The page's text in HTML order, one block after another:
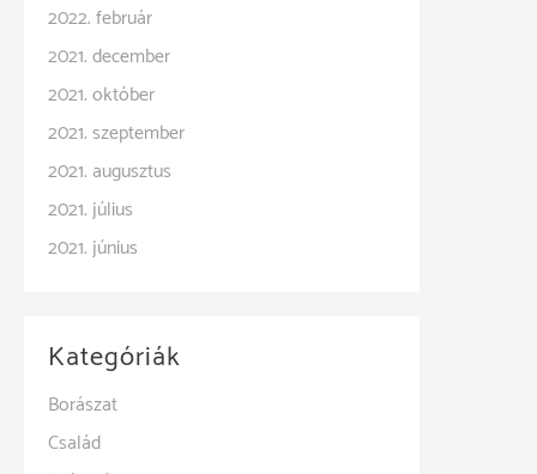
2022. február
2021. december
2021. október
2021. szeptember
2021. augusztus
2021. július
2021. június
Kategóriák
Borászat
Család